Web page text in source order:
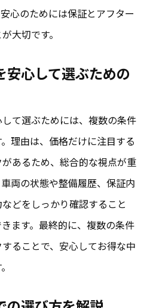
心のためには保証とアフター
大切です。
安心して選ぶための
て選ぶためには、複数の条件
理由は、価格だけに注目する
あるため、総合的な視点が重
両の状態や整備履歴、保証内
どをしっかり確認すること
ます。最終的に、複数の条件
ることで、安心してお得な中